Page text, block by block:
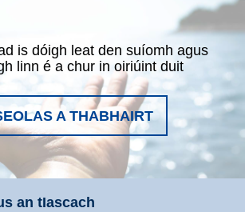
is dóigh leat den suíomh agus
linn é a chur in oiriúint duit
A THABHAIRT
an tIascach